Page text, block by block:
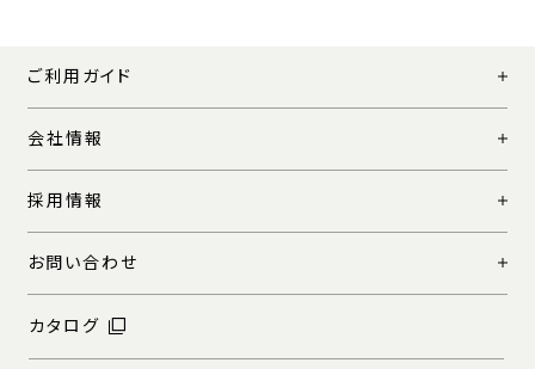
ご利用ガイド
会社情報
採用情報
お問い合わせ
カタログ